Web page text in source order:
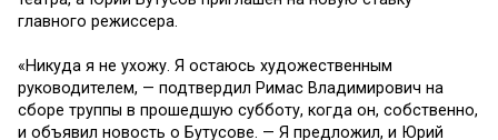
главного режиссера.
«Никуда я не ухожу. Я остаюсь художественным
руководителем, — подтвердил Римас Владимирович на
сборе труппы в прошедшую субботу, когда он, собственно,
и объявил новость о Бутусове. — Я предложил, и Юрий